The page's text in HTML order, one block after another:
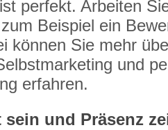
perfekt. Arbeiten
Beispiel ein
können Sie mehr
und
erfahren.
und Präsenz